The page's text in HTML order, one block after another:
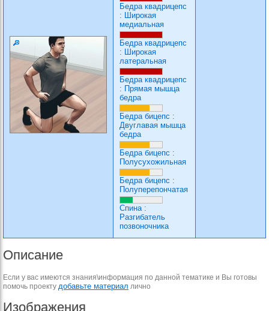
Бедра квадрицепс
: Широкая
медиальная
Бедра квадрицепс
: Широкая
латеральная
Бедра квадрицепс
: Прямая мышца
бедра
Бедра бицепс :
Двуглавая мышца
бедра
Бедра бицепс :
Полусухожильная
Бедра бицепс :
Полуперепончатая
Спина:
Разгибатель
позвоночника
Описание
Если у вас имеются знания\информация по данной тематике и Вы готовы
помочь проекту добавьте материал лично
Изображения